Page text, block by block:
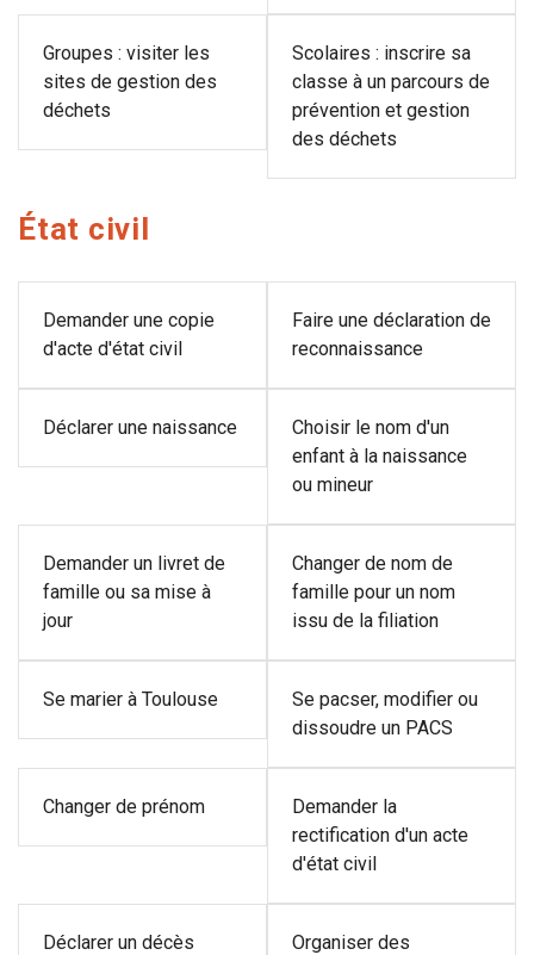
Groupes : visiter les
sites de gestion des
déchets
Scolaires : inscrire sa
classe à un parcours de
prévention et gestion
des déchets
État civil
Demander une copie
d'acte d'état civil
Faire une déclaration de
reconnaissance
Déclarer une naissance
Choisir le nom d'un
enfant à la naissance
ou mineur
Demander un livret de
famille ou sa mise à
jour
Changer de nom de
famille pour un nom
issu de la filiation
Se marier à Toulouse
Se pacser, modifier ou
dissoudre un PACS
Changer de prénom
Demander la
rectification d'un acte
d'état civil
Déclarer un décès
Organiser des